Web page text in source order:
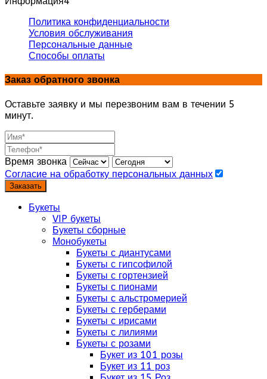
Политика конфиденциальности
Условия обслуживания
Персональные данные
Способы оплаты
Заказ обратного звонка
Оставьте заявку и мы перезвоним вам в течении 5
минут.
Время звонка
Согласие на обработку персональных данных
Заказать
Букеты
VIP букеты
Букеты сборные
Монобукеты
Букеты с диантусами
Букеты с гипсофилой
Букеты с гортензией
Букеты с пионами
Букеты с альстромерией
Букеты с герберами
Букеты с ирисами
Букеты с лилиями
Букеты с розами
Букет из 101 розы
Букет из 11 роз